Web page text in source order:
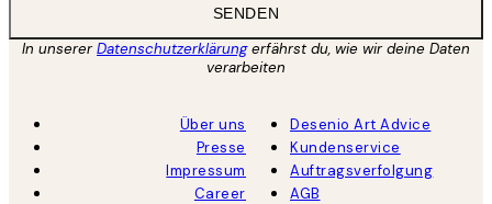
SENDEN
In unsererDatenschutzerklärungerfährst du, wie wir deine Daten
verarbeiten
Über uns
Presse
Impressum
Career
Desenio Art Advice
Kundenservice
Auftragsverfolgung
AGB